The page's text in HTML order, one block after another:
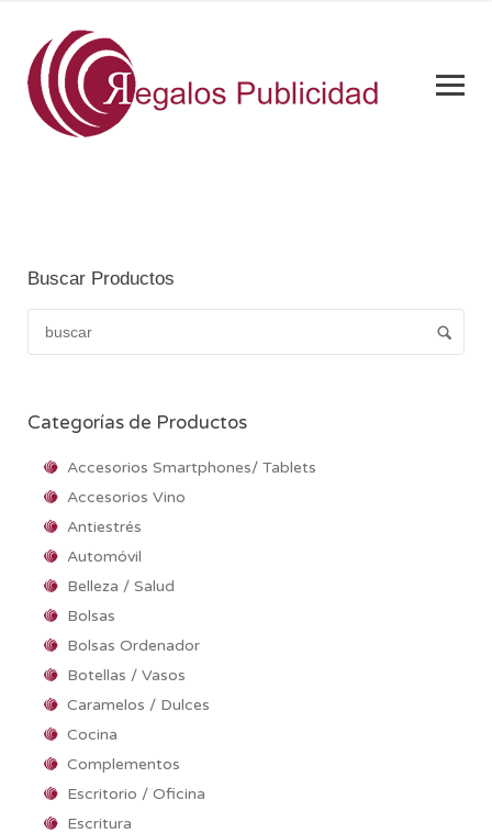
Buscar Productos
Categorías de Productos
Accesorios Smartphones/ Tablets
Accesorios Vino
Antiestrés
Automóvil
Belleza / Salud
Bolsas
Bolsas Ordenador
Botellas / Vasos
Caramelos / Dulces
Cocina
Complementos
Escritorio / Oficina
Escritura